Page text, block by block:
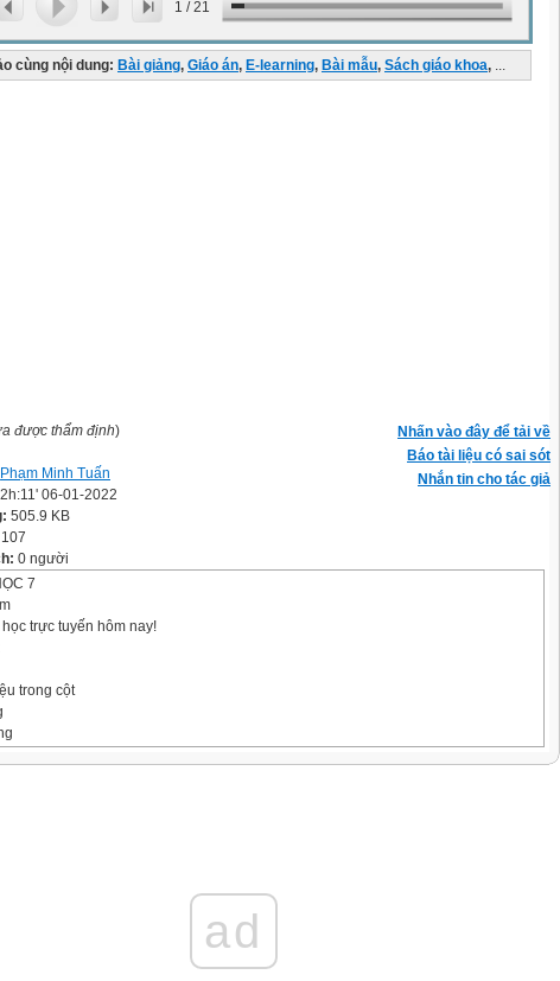
1 /21
cùng nội dung: Bài giảng, Giáo án, E-learning, Bài mẫu, Sách giáo khoa, ...
Nhấn vào đây để tải về
Báo tài liệu có sai sót
Nhắn tin cho tác giả
được thẩm định)
Phạm Minh Tuấn
06-01-2022
505.9 KB
107
0 người
7
trực tuyến hôm nay!
trong cột
ad